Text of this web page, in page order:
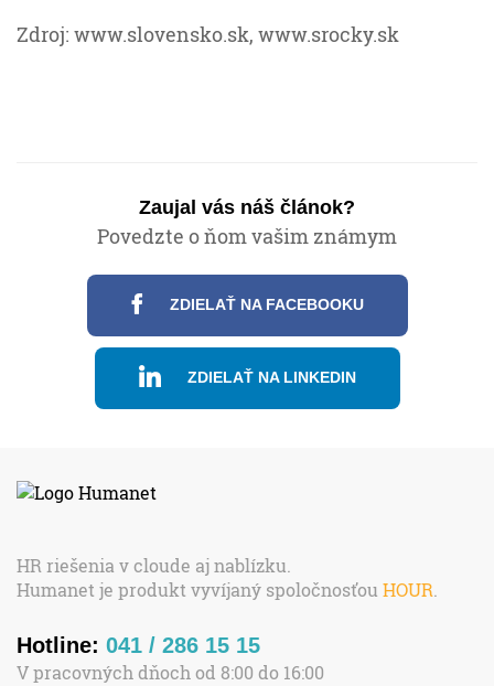
Zdroj: www.slovensko.sk, www.srocky.sk
Zaujal vás náš článok?
Povedzte o ňom vašim známym
ZDIELAŤ NA FACEBOOKU
ZDIELAŤ NA LINKEDIN
HR riešenia v cloude aj nablízku.
Humanet je produkt vyvíjaný spoločnosťou HOUR
Hotline: 041 / 286 15 15
V pracovných dňoch od 8:00 do 16:00